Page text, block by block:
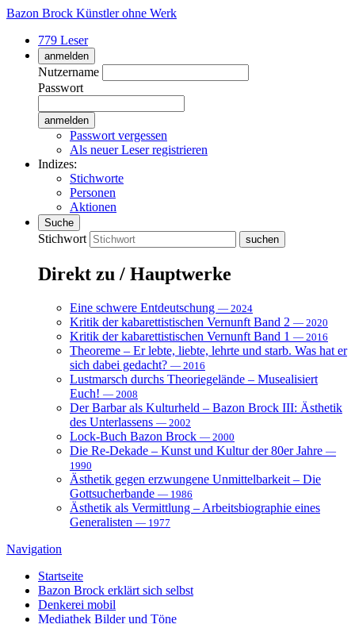
Bazon Brock Künstler ohne Werk
779 Leser
anmelden
Nutzername
Passwort
Passwort vergessen
Als neuer Leser registrieren
Indizes:
Stichworte
Personen
Aktionen
Suche
Stichwort
Direkt zu / Hauptwerke
Eine schwere Entdeutschung — 2024
Kritik der kabarettistischen Vernunft Band 2 — 2020
Kritik der kabarettistischen Vernunft Band 1 — 2016
Theoreme – Er lebte, liebte, lehrte und starb. Was hat er
sich dabei gedacht? — 2016
Lustmarsch durchs Theoriegelände – Musealisiert
Euch! — 2008
Der Barbar als Kulturheld – Bazon Brock III: Ästhetik
des Unterlassens — 2002
Lock-Buch Bazon Brock — 2000
Die Re-Dekade – Kunst und Kultur der 80er Jahre —
1990
Ästhetik gegen erzwungene Unmittelbarkeit – Die
Gottsucherbande — 1986
Ästhetik als Vermittlung – Arbeitsbiographie eines
Generalisten — 1977
Navigation
Startseite
Bazon Brock erklärt sich selbst
Denkerei mobil
Mediathek Bilder und Töne